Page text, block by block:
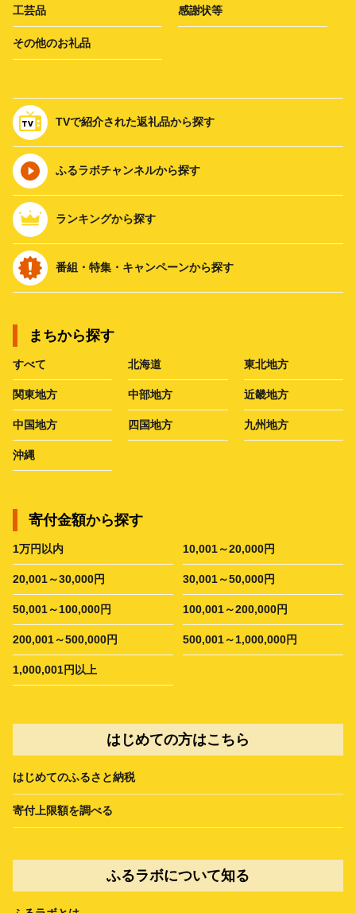
工芸品 感謝状等
その他のお礼品
TVで紹介された返礼品から探す
ふるラボチャンネルから探す
ランキングから探す
番組・特集・キャンペーンから探す
まちから探す
すべて 北海道 東北地方
関東地方 中部地方 近畿地方
中国地方 四国地方 九州地方
沖縄
寄付金額から探す
1万円以内 10,001～20,000円
20,001～30,000円 30,001～50,000円
50,001～100,000円 100,001～200,000円
200,001～500,000円 500,001～1,000,000円
1,000,001円以上
はじめての方はこちら
はじめてのふるさと納税
寄付上限額を調べる
ふるラボについて知る